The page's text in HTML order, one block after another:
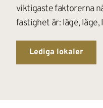
viktigaste faktorerna
fastighet är: läge, läge,
Lediga lokaler